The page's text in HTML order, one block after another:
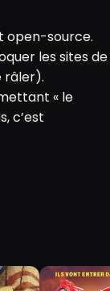
open-source.
les sites de
râler).
« le
c’est